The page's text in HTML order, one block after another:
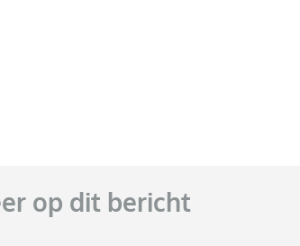
op dit bericht